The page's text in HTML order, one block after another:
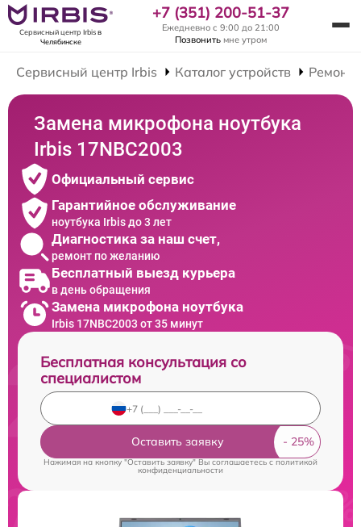
Сервисный центр Irbisв
Челябинске
+7 (351) 200-51-37
Ежедневно с 9:00 до 21:00
Позвонить мне утром
Сервисный центр Irbis Каталог устройств Ремонт
Замена микрофона ноутбука
Irbis 17NBC2003
Официальный сервис
Гарантийное обслуживание
ноутбука Irbis до 3 лет
Диагностика за наш счет,
ремонт по желанию
Бесплатный выезд курьера
в день обращения
Замена микрофона ноутбука
Irbis 17NBC2003 от 35 минут
Бесплатная консультация со
специалистом
Оставить заявку
Нажимая на кнопку "Оставить заявку" Вы соглашаетесь c политикой
конфиденциальности